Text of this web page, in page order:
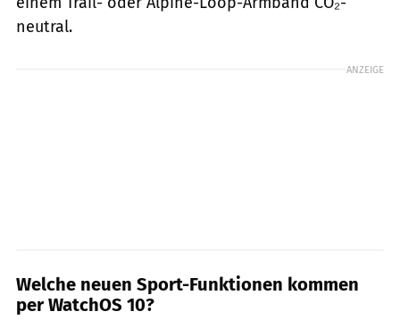
neutral.
ANZEIGE
Welche neuen Sport-Funktionen kommen
per WatchOS 10?